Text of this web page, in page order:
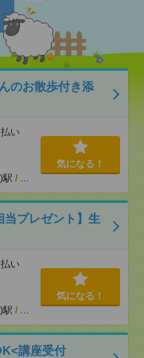
のお散歩付き添
い
駅 / …
気になる！
当プレゼント】生
い
駅 / …
気になる！
講座受付